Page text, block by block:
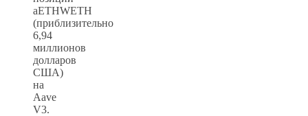
aETHWETH
(приблизительно
6,94
миллионов
долларов
США)
на
Aave
V3.